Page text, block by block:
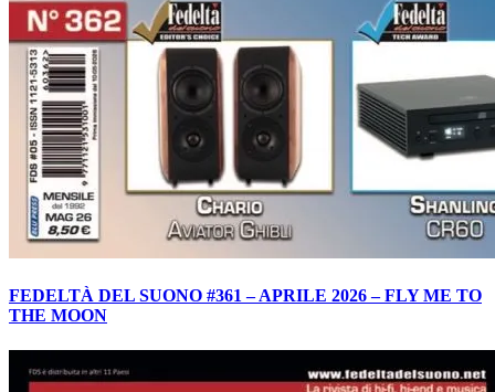
FEDELTÀ DEL SUONO #361 – APRILE 2026 – FLY ME TO
THE MOON